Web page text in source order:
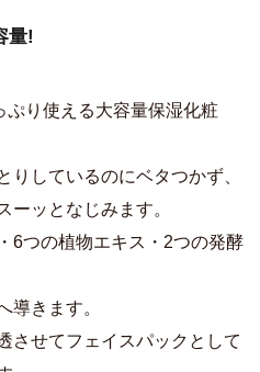
量!
ぷり使える大容量保湿化粧
りしているのにベタつかず、
ーッとなじみます。
6つの植物エキス・2つの発酵
導きます。
させてフェイスパックとして